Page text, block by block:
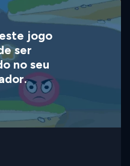
jogo
ser
no seu